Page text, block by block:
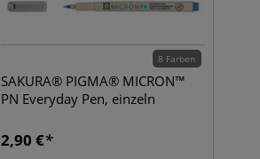
8 Farben
SAKURA® PIGMA® MICRON™
PN Everyday Pen, einzeln
2,90 €